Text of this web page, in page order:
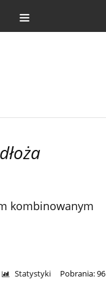
kombinowanym
Statystyki Pobrania: 96